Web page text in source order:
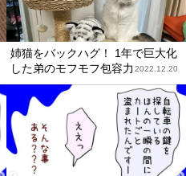
姉猫をバックハグ！ 1年で巨大化
した弟のモフモフ包容力 2022.12.20